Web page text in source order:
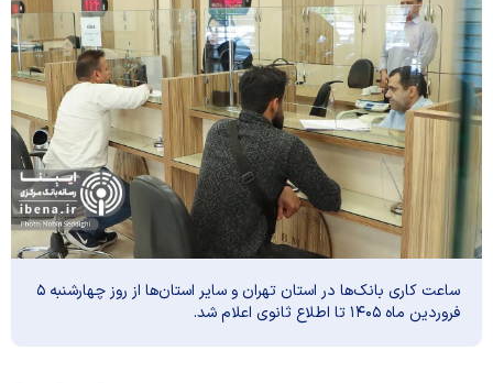
ساعت کاری بانک‌ها در استان تهران و سایر استان‌ها از روز چهارشنبه ۵
فروردین ماه ۱۴۰۵ تا اطلاع ثانوی اعلام شد.